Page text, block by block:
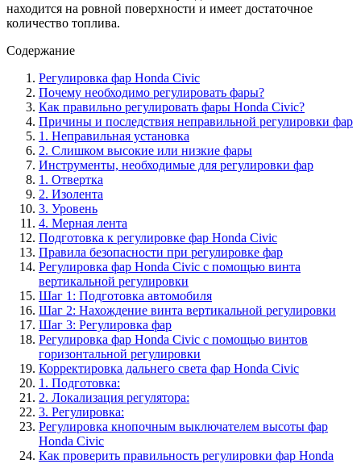
находится на ровной поверхности и имеет достаточное
количество топлива.
Содержание
Регулировка фар Honda Civic
Почему необходимо регулировать фары?
Как правильно регулировать фары Honda Civic?
Причины и последствия неправильной регулировки фар
1. Неправильная установка
2. Слишком высокие или низкие фары
Инструменты, необходимые для регулировки фар
1. Отвертка
2. Изолентa
3. Уровень
4. Мерная лента
Подготовка к регулировке фар Honda Civic
Правила безопасности при регулировке фар
Регулировка фар Honda Civic с помощью винта
вертикальной регулировки
Шаг 1: Подготовка автомобиля
Шаг 2: Нахождение винта вертикальной регулировки
Шаг 3: Регулировка фар
Регулировка фар Honda Civic с помощью винтов
горизонтальной регулировки
Корректировка дальнего света фар Honda Civic
1. Подготовка:
2. Локализация регулятора:
3. Регулировка:
Регулировка кнопочным выключателем высоты фар
Honda Civic
Как проверить правильность регулировки фар Honda